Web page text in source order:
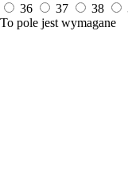
36
37 38
To pole jest wymagane